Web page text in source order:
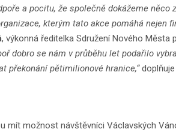
a pocitu, že společně dokážeme
kterým tato akce pomáhá nejen
, výkonná ředitelka Sdružení Nového
dobro se nám v průběhu let podařilo
překonání pětimilionové hranice,“
mít možnost návštěvníci Václavských